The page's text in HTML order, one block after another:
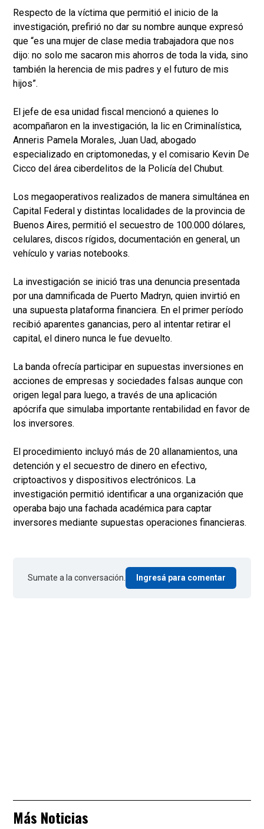
Respecto de la víctima que permitió el inicio de la
investigación, prefirió no dar su nombre aunque expresó
que “es una mujer de clase media trabajadora que nos
dijo: no solo me sacaron mis ahorros de toda la vida, sino
también la herencia de mis padres y el futuro de mis
hijos”.
El jefe de esa unidad fiscal mencionó a quienes lo
acompañaron en la investigación, la lic en Criminalística,
Anneris Pamela Morales, Juan Uad, abogado
especializado en criptomonedas, y el comisario Kevin De
Cicco del área ciberdelitos de la Policía del Chubut.
Los megaoperativos realizados de manera simultánea en
Capital Federal y distintas localidades de la provincia de
Buenos Aires, permitió el secuestro de 100.000 dólares,
celulares, discos rígidos, documentación en general, un
vehículo y varias notebooks.
La investigación se inició tras una denuncia presentada
por una damnificada de Puerto Madryn, quien invirtió en
una supuesta plataforma financiera. En el primer período
recibió aparentes ganancias, pero al intentar retirar el
capital, el dinero nunca le fue devuelto.
La banda ofrecía participar en supuestas inversiones en
acciones de empresas y sociedades falsas aunque con
origen legal para luego, a través de una aplicación
apócrifa que simulaba importante rentabilidad en favor de
los inversores.
El procedimiento incluyó más de 20 allanamientos, una
detención y el secuestro de dinero en efectivo,
criptoactivos y dispositivos electrónicos. La
investigación permitió identificar a una organización que
operaba bajo una fachada académica para captar
inversores mediante supuestas operaciones financieras.
Sumate a la conversación. Ingresá para comentar
Más Noticias